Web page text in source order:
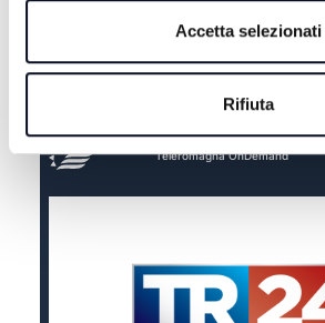
Accetta selezionati
Rifiuta
Teleromagna OnDemand